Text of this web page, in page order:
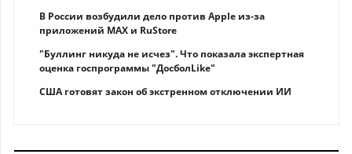
В России возбудили дело против Apple из-за
приложений MAX и RuStore
"Буллинг никуда не исчез". Что показала экспертная
оценка госпрограммы "ДосболLike"
США готовят закон об экстренном отключении ИИ